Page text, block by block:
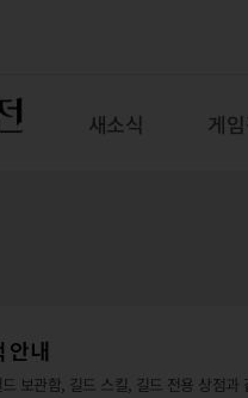
새소식 게
안내
보관함, 길드 스킬, 길드 전용 상점